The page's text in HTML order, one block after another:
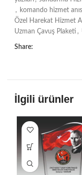
, komando hizmet
Özel Harekat Hizmet
Uzman Çavuş Plaketi ,
Share:
İlgili ürünler